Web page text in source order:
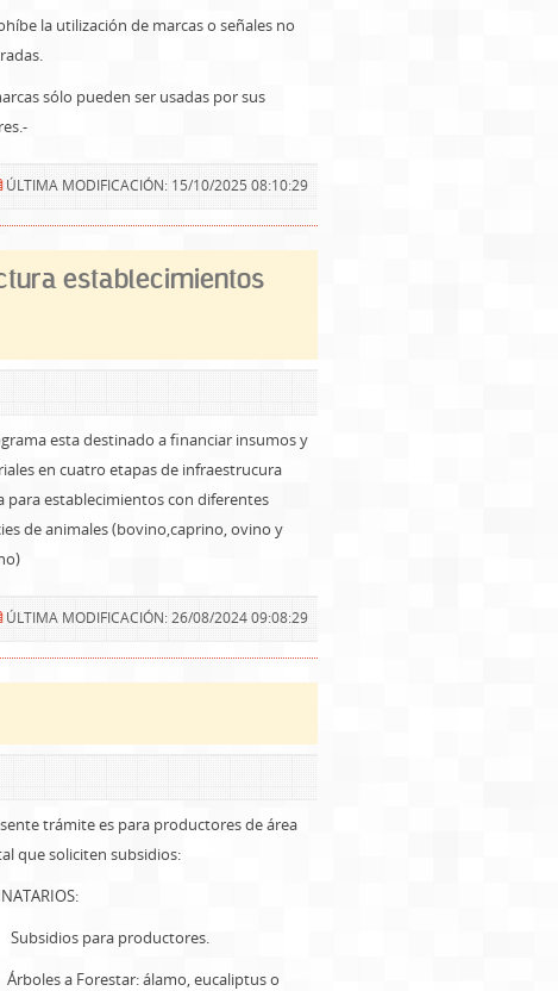
la utilización de marcas o señales no
sólo pueden ser usadas por sus
ÚLTIMA MODIFICACIÓN: 15/10/2025 08:10:29
establecimientos
esta destinado a financiar insumos y
en cuatro etapas de infraestrucura
para establecimientos con diferentes
de animales (bovino,caprino, ovino y
ÚLTIMA MODIFICACIÓN: 26/08/2024 09:08:29
trámite es para productores de área
que soliciten subsidios:
para productores.
a Forestar: álamo, eucaliptus o